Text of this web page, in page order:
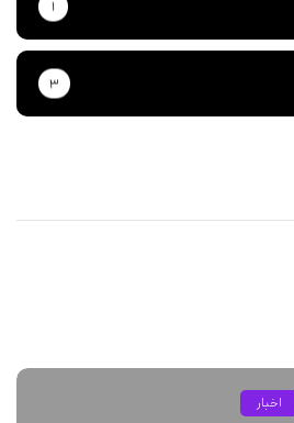
۱
۳
اخبار